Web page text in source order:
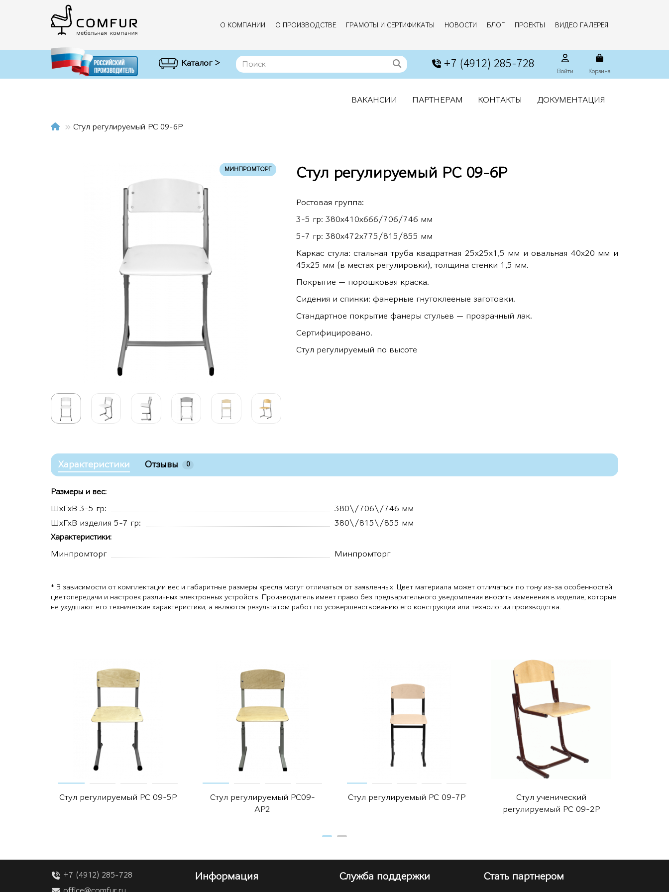
О КОМПАНИИ О ПРОИЗВОДСТВЕ ГРАМОТЫ И СЕРТИФИКАТЫ НОВОСТИ БЛОГ ПРОЕКТЫ ВИДЕО ГАЛЕРЕЯ
Каталог > +7 (4912) 285-728
Войти Корзина
ВАКАНСИИ ПАРТНЕРАМ КОНТАКТЫ ДОКУМЕНТАЦИЯ
Стул регулируемый РС 09-6Р
МИНПРОМТОРГ Стул регулируемый РС 09-6Р
Ростовая группа:
3-5 гр: 380х410х666/706/746 мм
5-7 гр: 380х472х775/815/855 мм
Каркас стула: стальная труба квадратная 25х25х1,5 мм и овальная 40х20 мм и
45х25 мм (в местах регулировки), толщина стенки 1,5 мм.
Покрытие — порошковая краска.
Сидения и спинки: фанерные гнутоклееные заготовки.
Стандартное покрытие фанеры стульев — прозрачный лак.
Сертифицировано.
Стул регулируемый по высоте
Характеристики Отзывы 0
Размеры и вес:
ШхГхВ 3-5 гр:
380\/706\/746 мм
ШхГхВ изделия 5-7 гр:
380\/815\/855 мм
Характеристики:
Минпромторг Минпромторг
* В зависимости от комплектации вес и габаритные размеры кресла могут отличаться от заявленных. Цвет материала может отличаться по тону из-за особенностей
цветопередачи и настроек различных электронных устройств. Производитель имеет право без предварительного уведомления вносить изменения в изделие, которые
не ухудшают его технические характеристики, а являются результатом работ по усовершенствованию его конструкции или технологии производства.
Стул регулируемый РС 09-5Р
Стул регулируемый РС09-
АР2
Стул регулируемый РС 09-7Р
Стул ученический
регулируемый РС 09-2Р
+7 (4912) 285-728
Информация Служба поддержки Стать партнером